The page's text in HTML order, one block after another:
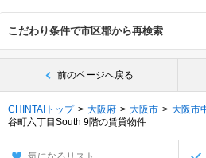
こだわり条件で市区郡から再検索
前のページへ戻る
CHINTAIトップ 大阪府 大阪市 大阪市
谷町六丁目South 9階の賃貸物件
気になるリスト